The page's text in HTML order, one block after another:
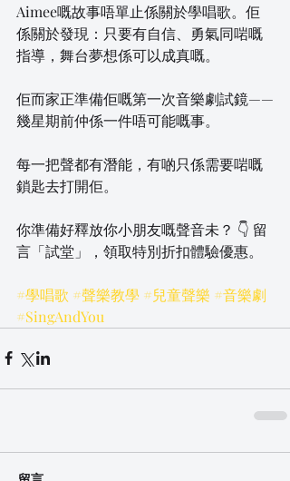
Aimee嘅故事唔單止係關於學唱歌。佢
係關於發現：只要有自信、勇氣同啱嘅
指導，舞台夢想係可以成真嘅。
佢而家正準備佢嘅第一次音樂劇試鏡——
幾星期前仲係一件唔可能嘅事。
每一把聲都有潛能，有啲只係需要啱嘅
鎖匙去打開佢。
你準備好釋放你小朋友嘅聲音未？ 👇 留
言「試堂」，領取特別折扣體驗優惠。
#學唱歌 #聲樂教學 #兒童聲樂 #音樂劇
#SingAndYou